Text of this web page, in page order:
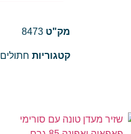
מק"ט 8473
קטגוריות חתולים